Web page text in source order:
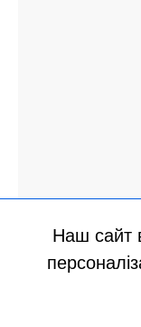
Наш сайт